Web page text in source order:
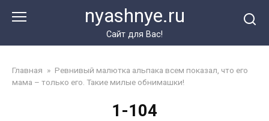
nyashnye.ru
Сайт для Вас!
Главная » Ревнивый малютка альпака всем показал, что его
мама – только его. Такие милые обнимашки!
1-104